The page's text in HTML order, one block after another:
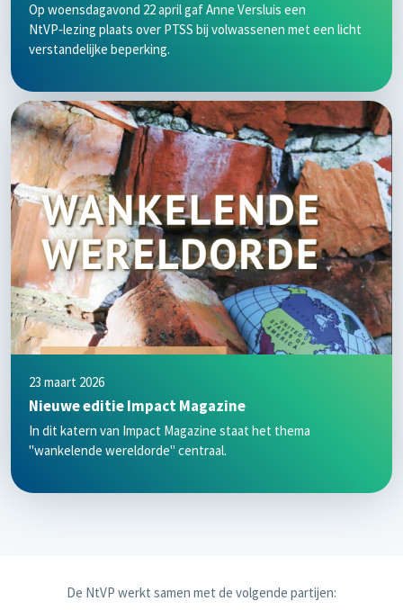
Op woensdagavond 22 april gaf Anne Versluis een
NtVP‑lezing plaats over PTSS bij volwassenen met een licht
verstandelijke beperking.
23 maart 2026
Nieuwe editie Impact Magazine
In dit katern van Impact Magazine staat het thema
"wankelende wereldorde" centraal.
De NtVP werkt samen met de volgende partijen: